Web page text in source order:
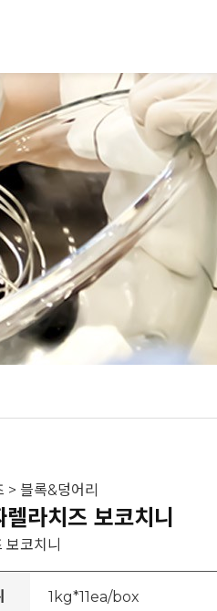
> 블록&덩어리
라치즈 보코치니
보코치니
1kg*11ea/box